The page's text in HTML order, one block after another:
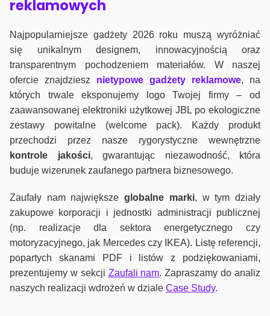
reklamowych
Najpopularniejsze gadżety 2026 roku muszą wyróżniać
się unikalnym designem, innowacyjnością oraz
transparentnym pochodzeniem materiałów. W naszej
ofercie znajdziesz nietypowe gadżety reklamowe, na
których trwale eksponujemy logo Twojej firmy – od
zaawansowanej elektroniki użytkowej JBL po ekologiczne
zestawy powitalne (welcome pack). Każdy produkt
przechodzi przez nasze rygorystyczne wewnętrzne
kontrole jakości, gwarantując niezawodność, która
buduje wizerunek zaufanego partnera biznesowego.
Zaufały nam największeglobalne marki, w tym działy
zakupowe korporacji i jednostki administracji publicznej
(np. realizacje dla sektora energetycznego czy
motoryzacyjnego, jak Mercedes czy IKEA). Listę referencji,
popartych skanami PDF i listów z podziękowaniami,
prezentujemy w sekcji Zaufali nam. Zapraszamy do analiz
naszych realizacji wdrożeń w dziale Case Study.